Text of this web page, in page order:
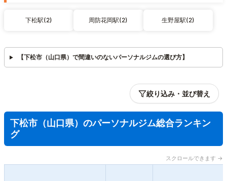
下松駅(2) 周防花岡駅(2) 生野屋駅(2)
【下松市（山口県）で間違いのないパーソナルジムの選び方】
絞り込み・並び替え
下松市（山口県）のパーソナルジム総合ランキン
グ
スクロールできます →